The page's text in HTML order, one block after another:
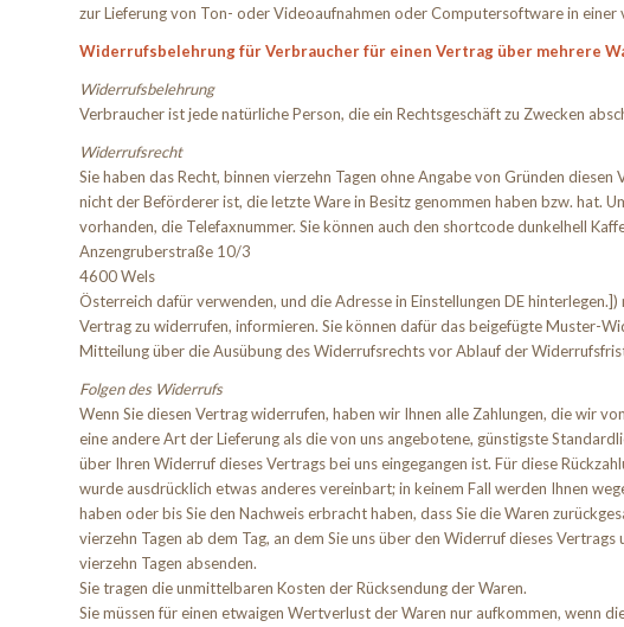
zur Lieferung von Ton- oder Videoaufnahmen oder Computersoftware in
Widerrufsbelehrung für Verbraucher für einen Vertrag über mehrere
Widerrufsbelehrung
Verbraucher ist jede natürliche Person, die ein Rechtsgeschäft zu Zwecken
Widerrufsrecht
Sie haben das Recht, binnen vierzehn Tagen ohne Angabe von Gründen
nicht der Beförderer ist, die letzte Ware in Besitz genommen haben bzw. hat.
vorhanden, die Telefaxnummer. Sie können auch den shortcode dunkelhell
Anzengruberstraße 10/3
4600 Wels
Österreich dafür verwenden, und die Adresse in Einstellungen DE
Vertrag zu widerrufen, informieren. Sie können dafür das beigefügte Muster-
Mitteilung über die Ausübung des Widerrufsrechts vor Ablauf der
Folgen des Widerrufs
Wenn Sie diesen Vertrag widerrufen, haben wir Ihnen alle Zahlungen, die wir
eine andere Art der Lieferung als die von uns angebotene, günstigste
über Ihren Widerruf dieses Vertrags bei uns eingegangen ist. Für diese
wurde ausdrücklich etwas anderes vereinbart; in keinem Fall werden Ihnen
haben oder bis Sie den Nachweis erbracht haben, dass Sie die Waren
vierzehn Tagen ab dem Tag, an dem Sie uns über den Widerruf dieses
vierzehn Tagen absenden.
Sie tragen die unmittelbaren Kosten der Rücksendung der Waren.
Sie müssen für einen etwaigen Wertverlust der Waren nur aufkommen, wenn